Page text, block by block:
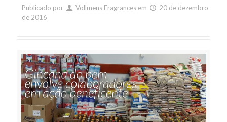
Publicado por Vollmens Fragrances em
20 de dezembro
de 2016